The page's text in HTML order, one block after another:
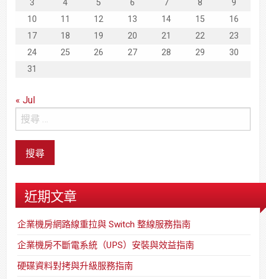
3
4 5 6 7 8
9
10
11 12 13 14 15
16
17
18 19 20 21 22
23
24
25 26 27 28 29
30
31
« Jul
近期文章
企業機房網路線重拉與 Switch 整線服務指南
企業機房不斷電系統（UPS）安裝與效益指南
硬碟資料對拷與升級服務指南